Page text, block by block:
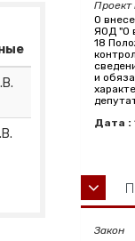
Проект
О
ЯОД "О
18
и
Дата :
Закон